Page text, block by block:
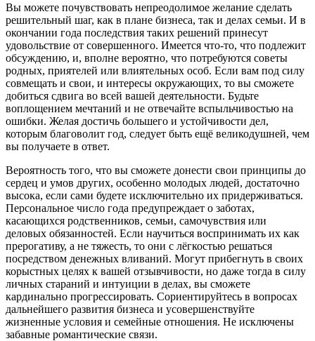
Вы можете почувствовать непреодолимое желание сделать
решительный шаг, как в плане бизнеса, так и делах семьи. И в
окончании года последствия таких решений принесут
удовольствие от совершенного. Имеется что-то, что подлежит
обсуждению, и, вполне вероятно, что потребуются советы
родных, приятелей или влиятельных особ. Если вам под силу
совмещать и свои, и интересы окружающих, то вы сможете
добиться сдвига во всей вашей деятельности. Будьте
воплощением мечтаний и не отвечайте вспыльчивостью на
ошибки. Желая достичь большего и устойчивости дел,
которым благоволит год, следует быть ещё великодушней, чем
вы получаете в ответ.
Вероятность того, что вы сможете донести свои принципы до
сердец и умов других, особенно молодых людей, достаточно
высока, если сами будете исключительно их придерживаться.
Персональное число года предупреждает о заботах,
касающихся родственников, семьи, самочувствия или
деловых обязанностей. Если научиться воспринимать их как
прерогативу, а не тяжесть, то они с лёгкостью решаться
посредством денежных вливаний. Могут прибегнуть в своих
корыстных целях к вашей отзывчивости, но даже тогда в силу
личных стараний и интуиции в делах, вы сможете
кардинально прогрессировать. Сориентируйтесь в вопросах
дальнейшего развития бизнеса и усовершенствуйте
жизненные условия и семейные отношения. Не исключены
забавные романтические связи.